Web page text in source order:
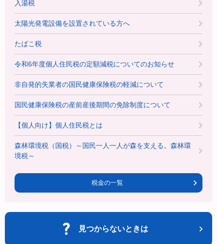
入湯税
太陽光発電設備を設置されている方へ
たばこ税
令和6年度個人住民税の定額減税についてのお知らせ
非自発的失業者の国民健康保険税の軽減について
国民健康保険税の産前産後期間の免除制度について
【個人向け】個人住民税とは
森林環境税（国税）～国民一人一人が森を支える。森林環
境税～
税金の一覧
見つからないときは